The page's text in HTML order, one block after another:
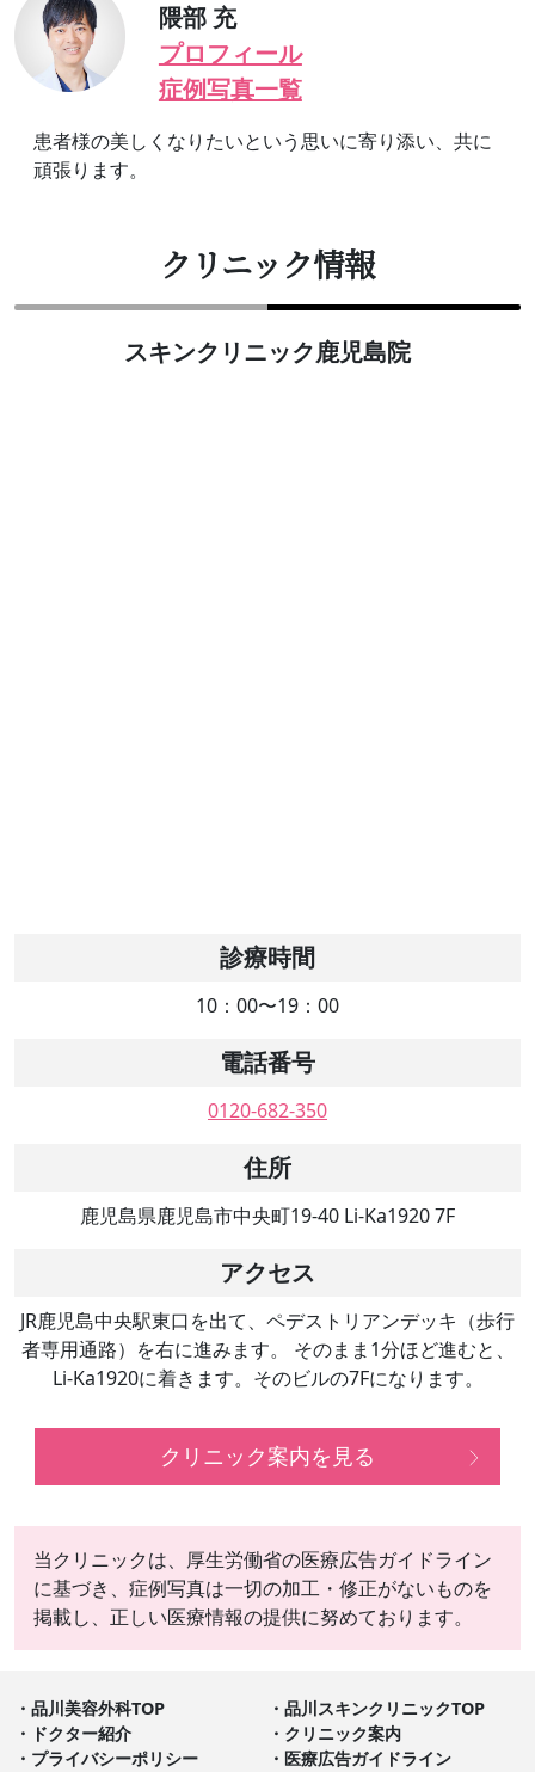
隈部 充
プロフィール
症例写真一覧
患者様の美しくなりたいという思いに寄り添い、共に
頑張ります。
クリニック情報
スキンクリニック鹿児島院
診療時間
10：00〜19：00
電話番号
0120-682-350
住所
鹿児島県鹿児島市中央町19-40 Li-Ka1920 7F
アクセス
JR鹿児島中央駅東口を出て、ペデストリアンデッキ（歩行
者専用通路）を右に進みます。 そのまま1分ほど進むと、
Li-Ka1920に着きます。そのビルの7Fになります。
クリニック案内を見る
当クリニックは、厚生労働省の医療広告ガイドライン
に基づき、症例写真は一切の加工・修正がないものを
掲載し、正しい医療情報の提供に努めております。
品川美容外科TOP
品川スキンクリニックTOP
ドクター紹介
クリニック案内
プライバシーポリシー
医療広告ガイドライン